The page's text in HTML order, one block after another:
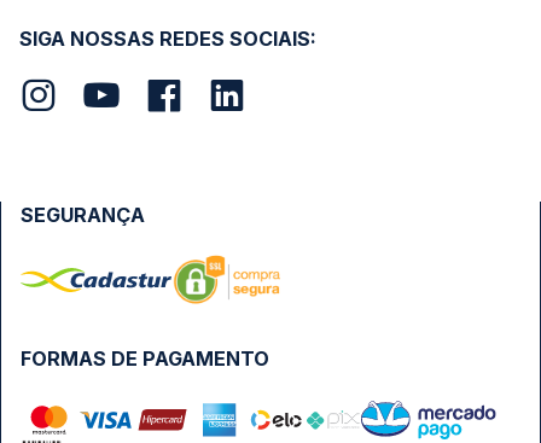
SIGA NOSSAS REDES SOCIAIS:
FORMAS DE PAGAMENTO
SEGURANÇA